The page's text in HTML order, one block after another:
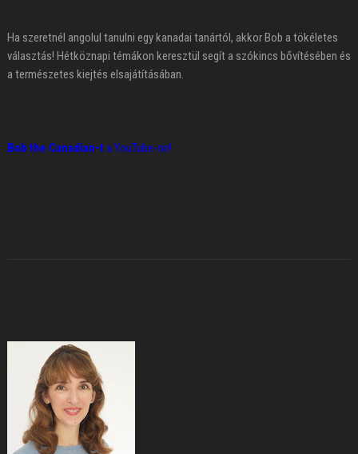
Ha szeretnél angolul tanulni egy kanadai tanártól, akkor Bob a tökéletes
választás! Hétköznapi témákon keresztül segít a szókincs bővítésében és
a természetes kiejtés elsajátításában.
Bob the Canadian-t a YouTube-on!